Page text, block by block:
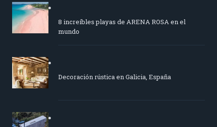
8 increíbles playas de ARENA ROSA en el
mundo
Decoración rústica en Galicia, España